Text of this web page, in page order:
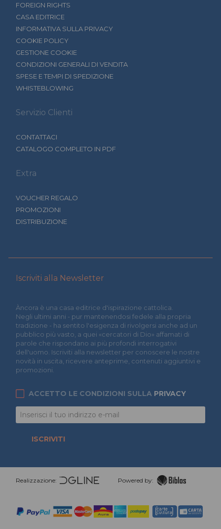
FOREIGN RIGHTS
CASA EDITRICE
INFORMATIVA SULLA PRIVACY
COOKIE POLICY
GESTIONE COOKIE
CONDIZIONI GENERALI DI VENDITA
SPESE E TEMPI DI SPEDIZIONE
WHISTEBLOWING
Servizio Clienti
CONTATTACI
CATALOGO COMPLETO IN PDF
Extra
VOUCHER REGALO
PROMOZIONI
DISTRIBUZIONE
Iscriviti alla Newsletter
Àncora è una casa editrice d'ispirazione cattolica.
Negli ultimi anni - pur mantenendosi fedele alla propria
tradizione - ha sentito l'esigenza di rivolgersi anche ad un
pubblico più vasto, a quei «cercatori di Dio» affamati di
parole che rispondano ai più profondi interrogativi
dell'uomo. Iscriviti alla newsletter per conoscere le nostre
novità in uscita, ricevere anteprime, contenuti aggiuntivi e
promozioni.
ACCETTO LE CONDIZIONI SULLA PRIVACY
ISCRIVITI
Realizzazione: Powered by: